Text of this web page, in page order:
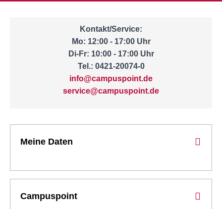
Kontakt/Service:
Mo: 12:00 - 17:00 Uhr
Di-Fr: 10:00 - 17:00 Uhr
Tel.: 0421-20074-0
info@campuspoint.de
service@campuspoint.de
Meine Daten
Campuspoint